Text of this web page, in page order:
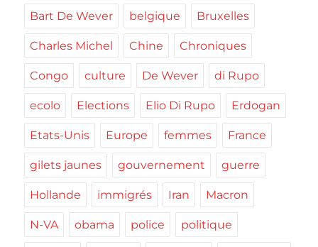
Bart De Wever belgique Bruxelles
Charles Michel Chine Chroniques
Congo culture De Wever di Rupo
ecolo Elections Elio Di Rupo Erdogan
Etats-Unis Europe femmes France
gilets jaunes gouvernement guerre
Hollande immigrés Iran Macron
N-VA obama police politique